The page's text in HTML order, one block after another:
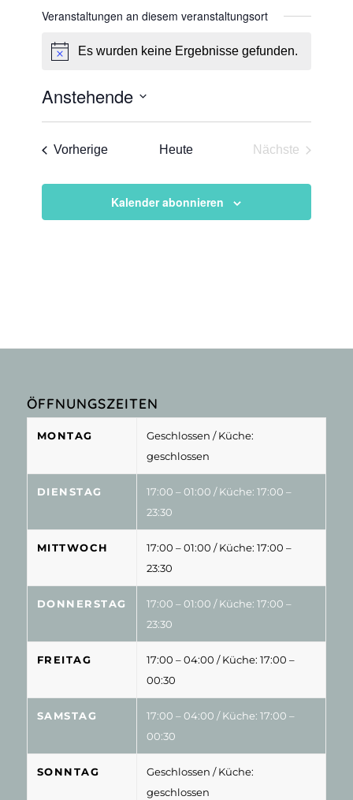
Veranstaltungen an diesem veranstaltungsort
Hinweis
Es wurden keine Ergebnisse gefunden.
Anstehende
Datum
VorherigeVeranstaltungen
Heute
Nächste
Kalender abonnieren
ÖFFNUNGSZEITEN
MONTAG Geschlossen / Küche:
geschlossen
DIENSTAG 17:00 – 01:00 / Küche: 17:00 –
23:30
MITTWOCH 17:00 – 01:00 / Küche: 17:00 –
23:30
DONNERSTAG 17:00 – 01:00 / Küche: 17:00 –
23:30
FREITAG 17:00 – 04:00 / Küche: 17:00 –
00:30
SAMSTAG 17:00 – 04:00 / Küche: 17:00 –
00:30
SONNTAG Geschlossen / Küche:
geschlossen